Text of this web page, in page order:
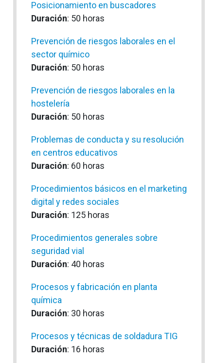
Posicionamiento en buscadores
Duración: 50 horas
Prevención de riesgos laborales en el
sector químico
Duración: 50 horas
Prevención de riesgos laborales en la
hostelería
Duración: 50 horas
Problemas de conducta y su resolución
en centros educativos
Duración: 60 horas
Procedimientos básicos en el marketing
digital y redes sociales
Duración: 125 horas
Procedimientos generales sobre
seguridad vial
Duración: 40 horas
Procesos y fabricación en planta
química
Duración: 30 horas
Procesos y técnicas de soldadura TIG
Duración: 16 horas